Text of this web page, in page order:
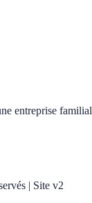
entreprise
| Site v2